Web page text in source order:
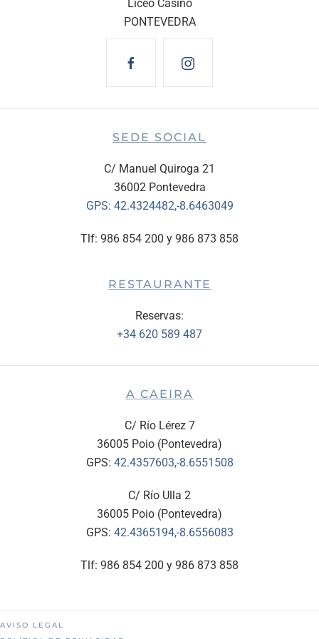
Liceo Casino
PONTEVEDRA
SEDE SOCIAL
C/ Manuel Quiroga 21
36002 Pontevedra
GPS: 42.4324482,-8.6463049
Tlf: 986 854 200 y 986 873 858
RESTAURANTE
Reservas:
+34 620 589 487
A CAEIRA
C/ Río Lérez 7
36005 Poio (Pontevedra)
GPS: 42.4357603,-8.6551508
C/ Río Ulla 2
36005 Poio (Pontevedra)
GPS: 42.4365194,-8.6556083
Tlf: 986 854 200 y 986 873 858
AVISO LEGAL